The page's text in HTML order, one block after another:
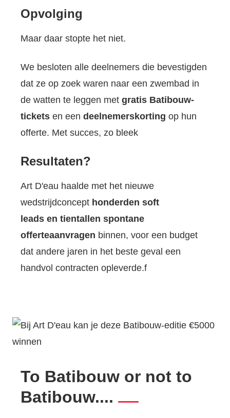
Opvolging
Maar daar stopte het niet.
We besloten alle deelnemers die bevestigden
dat ze op zoek waren naar een zwembad in
de watten te leggen met gratis Batibouw-
tickets en een deelnemerskorting op hun
offerte. Met succes, zo bleek
Resultaten?
Art D'eau haalde met het nieuwe
wedstrijdconcept honderden soft
leads en tientallen spontane
offerteaanvragen binnen, voor een budget
dat andere jaren in het beste geval een
handvol contracten opleverde.f
To Batibouw or not to
Batibouw....